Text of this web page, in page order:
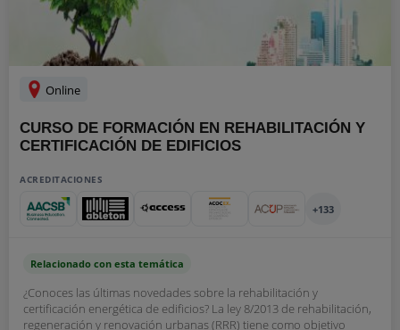
Online
CURSO DE FORMACIÓN EN REHABILITACIÓN Y
CERTIFICACIÓN DE EDIFICIOS
ACREDITACIONES
+133
Relacionado con esta temática
¿Conoces las últimas novedades sobre la rehabilitación y
certificación energética de edificios? La ley 8/2013 de rehabilitación,
regeneración y renovación urbanas (RRR) tiene como objetivo